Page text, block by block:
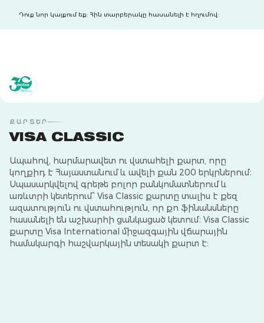
Դուք նոր կայքում եք: Հին տարբերակը հասանելի է հղումով:
ՔԱՐՏԵՐ
VISA CLASSIC
Ապահով, հարմարավետ ու վստահելի քարտ, որը
կողքիդ է Հայաստանում և ավելի քան 200 երկրներում։
Սպասարկվելով գրեթե բոլոր բանկոմատներում և
առևտրի կետերում՝ Visa Classic քարտը տալիս է քեզ
ազատություն ու վստահություն, որ քո ֆինանսները
հասանելի են աշխարհի ցանկացած կետում։ Visa Classic
քարտը Visa International միջազգային վճարային
համակարգի հաշվարկային տեսակի քարտ է: